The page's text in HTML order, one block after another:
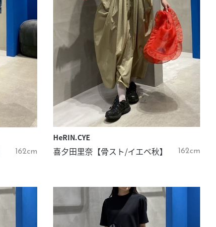
162cm
HeRIN.CYE
喜夕田里奈【骨スト/イエベ秋】 162cm